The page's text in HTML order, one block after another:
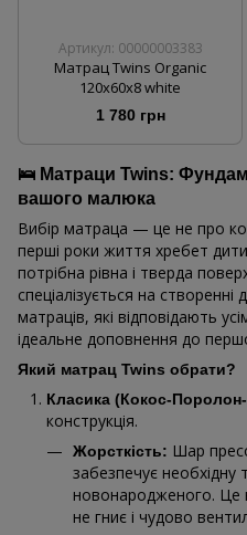
Артикул: 00000003383
Матрац Twins Organic
120х60х8 white
1 780 грн
🛌 Матраци Twins:
вашого малюка
Вибір матраца — це не про
перші роки життя хребет
потрібна рівна і тверда
спеціалізується на
матраців, які відповідають
ідеальне доповнення до
Який матрац Twins обрати?
Класика (Кокос-
конструкція.
Жорсткість: Шар
забезпечує необхідну
новонародженого. Це
не гниє і чудово